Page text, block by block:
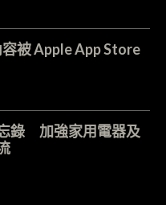
被 Apple App Store
錄 加強家用電器及